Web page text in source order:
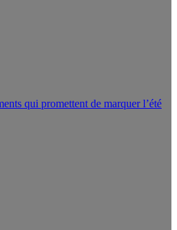
qui promettent de marquer l’été